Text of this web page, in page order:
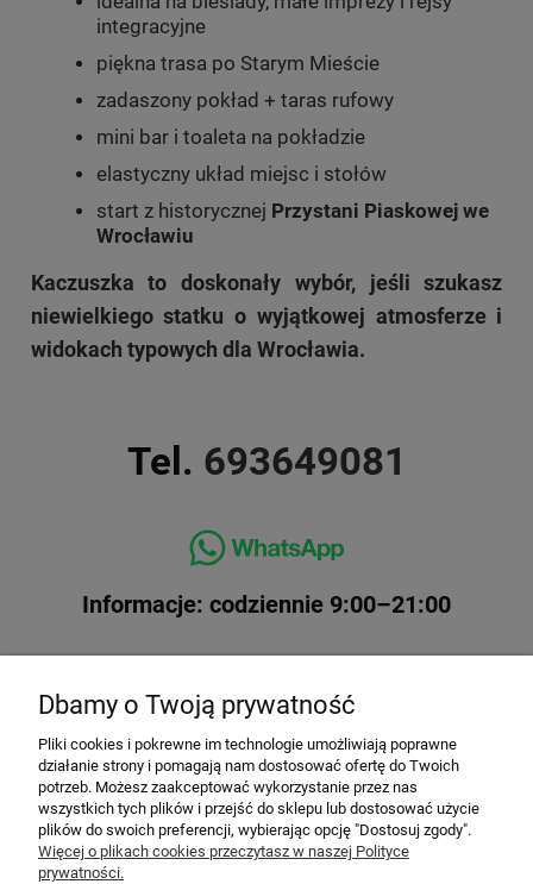
integracyjne
piękna trasa po Starym Mieście
zadaszony pokład + taras rufowy
mini bar i toaleta na pokładzie
elastyczny układ miejsc i stołów
start z historycznej Przystani Piaskowej we
Wrocławiu
Kaczuszka to doskonały wybór, jeśli szukasz
niewielkiego statku o wyjątkowej atmosferze i
widokach typowych dla Wrocławia.
Tel. 693649081
Informacje: codziennie 9:00–21:00
Top kategorie
Dbamy o Twoją prywatność
Pliki cookies i pokrewne im technologie umożliwiają poprawne
działanie strony i pomagają nam dostosować ofertę do Twoich
potrzeb. Możesz zaakceptować wykorzystanie przez nas
wszystkich tych plików i przejść do sklepu lub dostosować użycie
plików do swoich preferencji, wybierając opcję "Dostosuj zgody".
Więcej o plikach cookies przeczytasz w naszej Polityce
prywatności.